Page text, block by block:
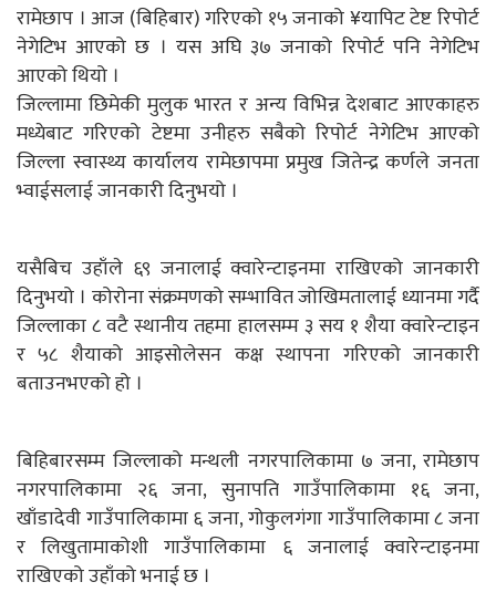
रामेछाप । आज (बिहिबार) गरिएको १५ जनाको ¥यापिट टेष्ट रिपोर्ट
नेगेटिभ आएको छ । यस अघि ३७ जनाको रिपोर्ट पनि नेगेटिभ
आएको थियो ।
जिल्लामा छिमेकी मुलुक भारत र अन्य विभिन्न देशबाट आएकाहरु
मध्येबाट गरिएको टेष्टमा उनीहरु सबैको रिपोर्ट नेगेटिभ आएको
जिल्ला स्वास्थ्य कार्यालय रामेछापमा प्रमुख जितेन्द्र कर्णले जनता
भ्वाईसलाई जानकारी दिनुभयो ।
यसैबिच उहाँले ६९ जनालाई क्वारेन्टाइनमा राखिएको जानकारी
दिनुभयो । कोरोना संक्रमणको सम्भावित जोखिमतालाई ध्यानमा गर्दै
जिल्लाका ८ वटै स्थानीय तहमा हालसम्म ३ सय १ शैया क्वारेन्टाइन
र ५८ शैयाको आइसोलेसन कक्ष स्थापना गरिएको जानकारी
बताउनभएको हो ।
बिहिबारसम्म जिल्लाको मन्थली नगरपालिकामा ७ जना, रामेछाप
नगरपालिकामा २६ जना, सुनापति गाउँपालिकामा १६ जना,
खाँडादेवी गाउँपालिकामा ६ जना, गोकुलगंगा गाउँपालिकामा ८ जना
र लिखुतामाकोशी गाउँपालिकामा ६ जनालाई क्वारेन्टाइनमा
राखिएको उहाँको भनाई छ ।